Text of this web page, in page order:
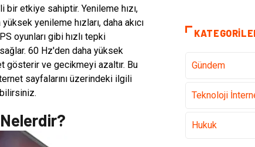
bir etkiye sahiptir. Yenileme hızı,
yenileme hızları, daha akıcı
oyunları gibi hızlı tepki
60 Hz'den daha yüksek
gösterir ve gecikmeyi azaltır. Bu
sayfalarını üzerindeki ilgili
Gündem
Teknoloji
Hukuk